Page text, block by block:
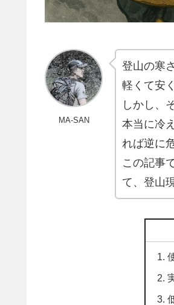
MA-SAN
登山の寒
軽くて安
しかし、
本当に冷
れば逆に
この記事
て、登山